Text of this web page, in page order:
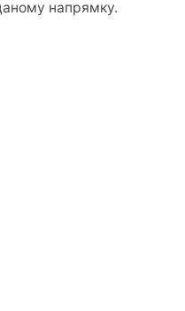
напрямку.